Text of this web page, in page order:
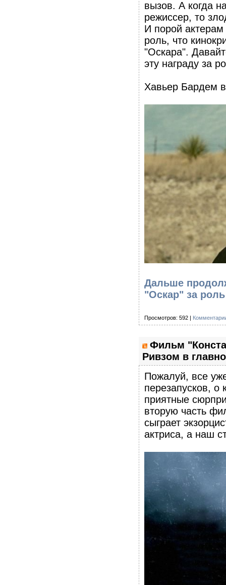
вызов. А когда
режиссер, то
И порой актерам
роль, что
"Оскара".
эту награду за
Хавьер Бардем
Дальше
"Оскар" за
Просмотров: 592 |
Фильм
Ривзом в
Пожалуй, все
перезапусков,
приятные
вторую часть
сыграет
актриса, а наш